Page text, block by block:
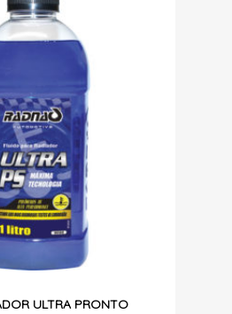
ULTRA PRONTO